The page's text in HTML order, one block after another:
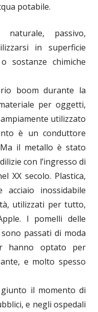
potabile.
passivo,
in superficie
sostanze chimiche
boom durante la
per oggetti,
ampiamente utilizzato
è un conduttore
il metallo è stato
con l’ingresso di
XX secolo. Plastica,
inossidabile
utilizzati per tutto,
I pomelli delle
passati di moda
hanno optato per
e molto spesso
il momento di
e negli ospedali